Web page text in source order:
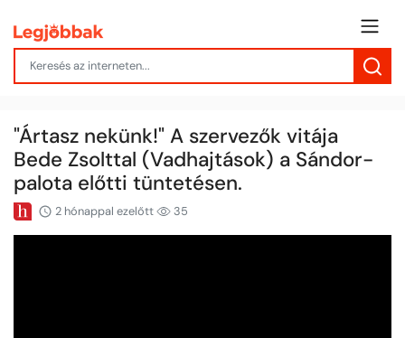
"Ártasz nekünk!" A szervezők vitája
Bede Zsolttal (Vadhajtások) a Sándor-
palota előtti tüntetésen.
2 hónappal ezelőtt 35